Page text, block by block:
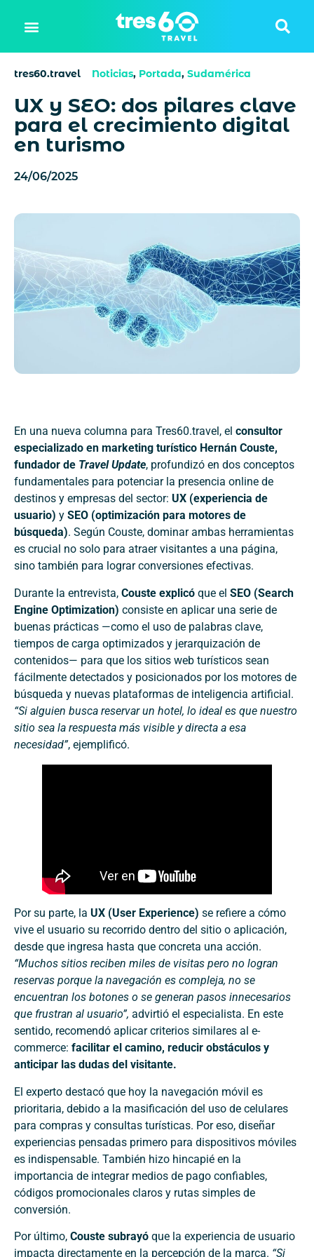
tres60.travel Noticias, Portada, Sudamérica
UX y SEO: dos pilares clave
para el crecimiento digital
en turismo
24/06/2025
En una nueva columna para Tres60.travel, el consultor
especializado en marketing turístico Hernán Couste,
fundador de Travel Update, profundizó en dos conceptos
fundamentales para potenciar la presencia online de
destinos y empresas del sector: UX (experiencia de
usuario) y SEO (optimización para motores de
búsqueda). Según Couste, dominar ambas herramientas
es crucial no solo para atraer visitantes a una página,
sino también para lograr conversiones efectivas.
Durante la entrevista, Couste explicó que el SEO (Search
Engine Optimization) consiste en aplicar una serie de
buenas prácticas —como el uso de palabras clave,
tiempos de carga optimizados y jerarquización de
contenidos— para que los sitios web turísticos sean
fácilmente detectados y posicionados por los motores de
búsqueda y nuevas plataformas de inteligencia artificial.
“Si alguien busca reservar un hotel, lo ideal es que nuestro
sitio sea la respuesta más visible y directa a esa
necesidad”, ejemplificó.
Por su parte, la UX (User Experience) se refiere a cómo
vive el usuario su recorrido dentro del sitio o aplicación,
desde que ingresa hasta que concreta una acción.
“Muchos sitios reciben miles de visitas pero no logran
reservas porque la navegación es compleja, no se
encuentran los botones o se generan pasos innecesarios
que frustran al usuario”, advirtió el especialista. En este
sentido, recomendó aplicar criterios similares al e-
commerce: facilitar el camino, reducir obstáculos y
anticipar las dudas del visitante.
El experto destacó que hoy la navegación móvil es
prioritaria, debido a la masificación del uso de celulares
para compras y consultas turísticas. Por eso, diseñar
experiencias pensadas primero para dispositivos móviles
es indispensable. También hizo hincapié en la
importancia de integrar medios de pago confiables,
códigos promocionales claros y rutas simples de
conversión.
Por último, Couste subrayó que la experiencia de usuario
impacta directamente en la percepción de la marca. “Si